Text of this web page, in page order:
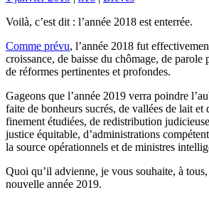
Voilà, c’est dit : l’année 2018 est enterrée.
Comme prévu, l’année 2018 fut
croissance, de baisse du chômage, de parole
de réformes pertinentes et profondes.
Gageons que l’année 2019 verra poindre
faite de bonheurs sucrés, de vallées de lait et
finement étudiées, de redistribution
justice équitable, d’administrations
la source opérationnels et de ministres
Quoi qu’il advienne, je vous souhaite, à
nouvelle année 2019.